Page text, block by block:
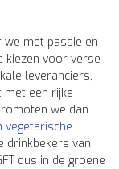
we met passie en
kiezen voor verse
leveranciers,
met een rijke
we dan
vegetarische
drinkbekers van
dus in de groene